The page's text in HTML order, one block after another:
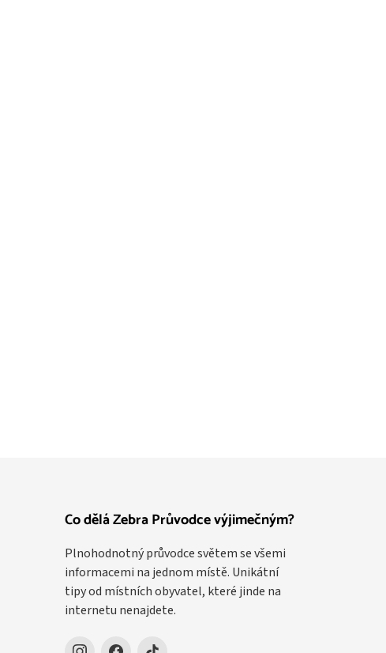
Co dělá Zebra Průvodce výjimečným?
Plnohodnotný průvodce světem se všemi
informacemi na jednom místě. Unikátní
tipy od místních obyvatel, které jinde na
internetu nenajdete.